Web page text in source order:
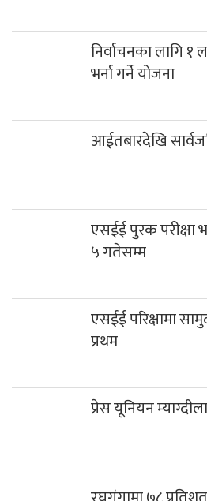
निर्वाचनका लागि १
भर्ना गर्ने योजना
आईतबारदेखि सार्वजनिक
एसईई परिक्षामा सामुदायिकतर्फ
रघुगंगामा ७८
कञ्चन पत्रकारिता
साउनको तेस्रो